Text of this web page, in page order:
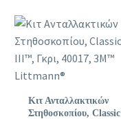
Κιτ Ανταλλακτικών
Στηθοσκοπίου, Classic